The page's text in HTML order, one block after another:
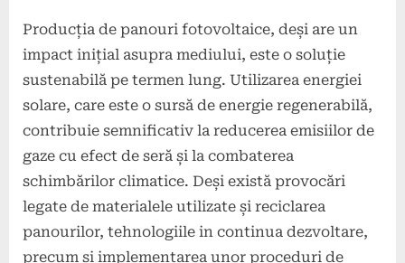
Producția de panouri fotovoltaice, deși are un
impact inițial asupra mediului, este o soluție
sustenabilă pe termen lung. Utilizarea energiei
solare, care este o sursă de energie regenerabilă,
contribuie semnificativ la reducerea emisiilor de
gaze cu efect de seră și la combaterea
schimbărilor climatice. Deși există provocări
legate de materialele utilizate și reciclarea
panourilor, tehnologiile in continua dezvoltare,
precum și implementarea unor proceduri de